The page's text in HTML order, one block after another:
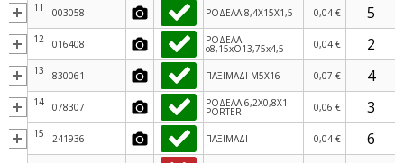
11 003058 ΡΟΔΕΛΑ 8,4X15X1,5 0,04 €
12 016408 ΡΟΔΕΛΑ
o8,15xO13,75x4,5 0,04 €
13 830061 ΠΑΞΙΜΑΔΙ M5X16 0,07 €
14 078307 ΡΟΔΕΛΑ 6,2X0,8X1
PORTER 0,06 €
15 241936 ΠΑΞΙΜΑΔΙ 0,04 €